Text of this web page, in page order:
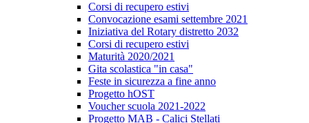
Corsi di recupero estivi
Convocazione esami settembre 2021
Iniziativa del Rotary distretto 2032
Corsi di recupero estivi
Maturità 2020/2021
Gita scolastica "in casa"
Feste in sicurezza a fine anno
Progetto hOST
Voucher scuola 2021-2022
Progetto MAB - Calici Stellati